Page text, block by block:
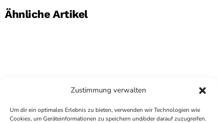
Zustimmung verwalten
Um dir ein optimales Erlebnis zu bieten, verwenden wir Technologien wie
Cookies, um Geräteinformationen zu speichern und/oder darauf zuzugreifen.
Ähnliche Artikel